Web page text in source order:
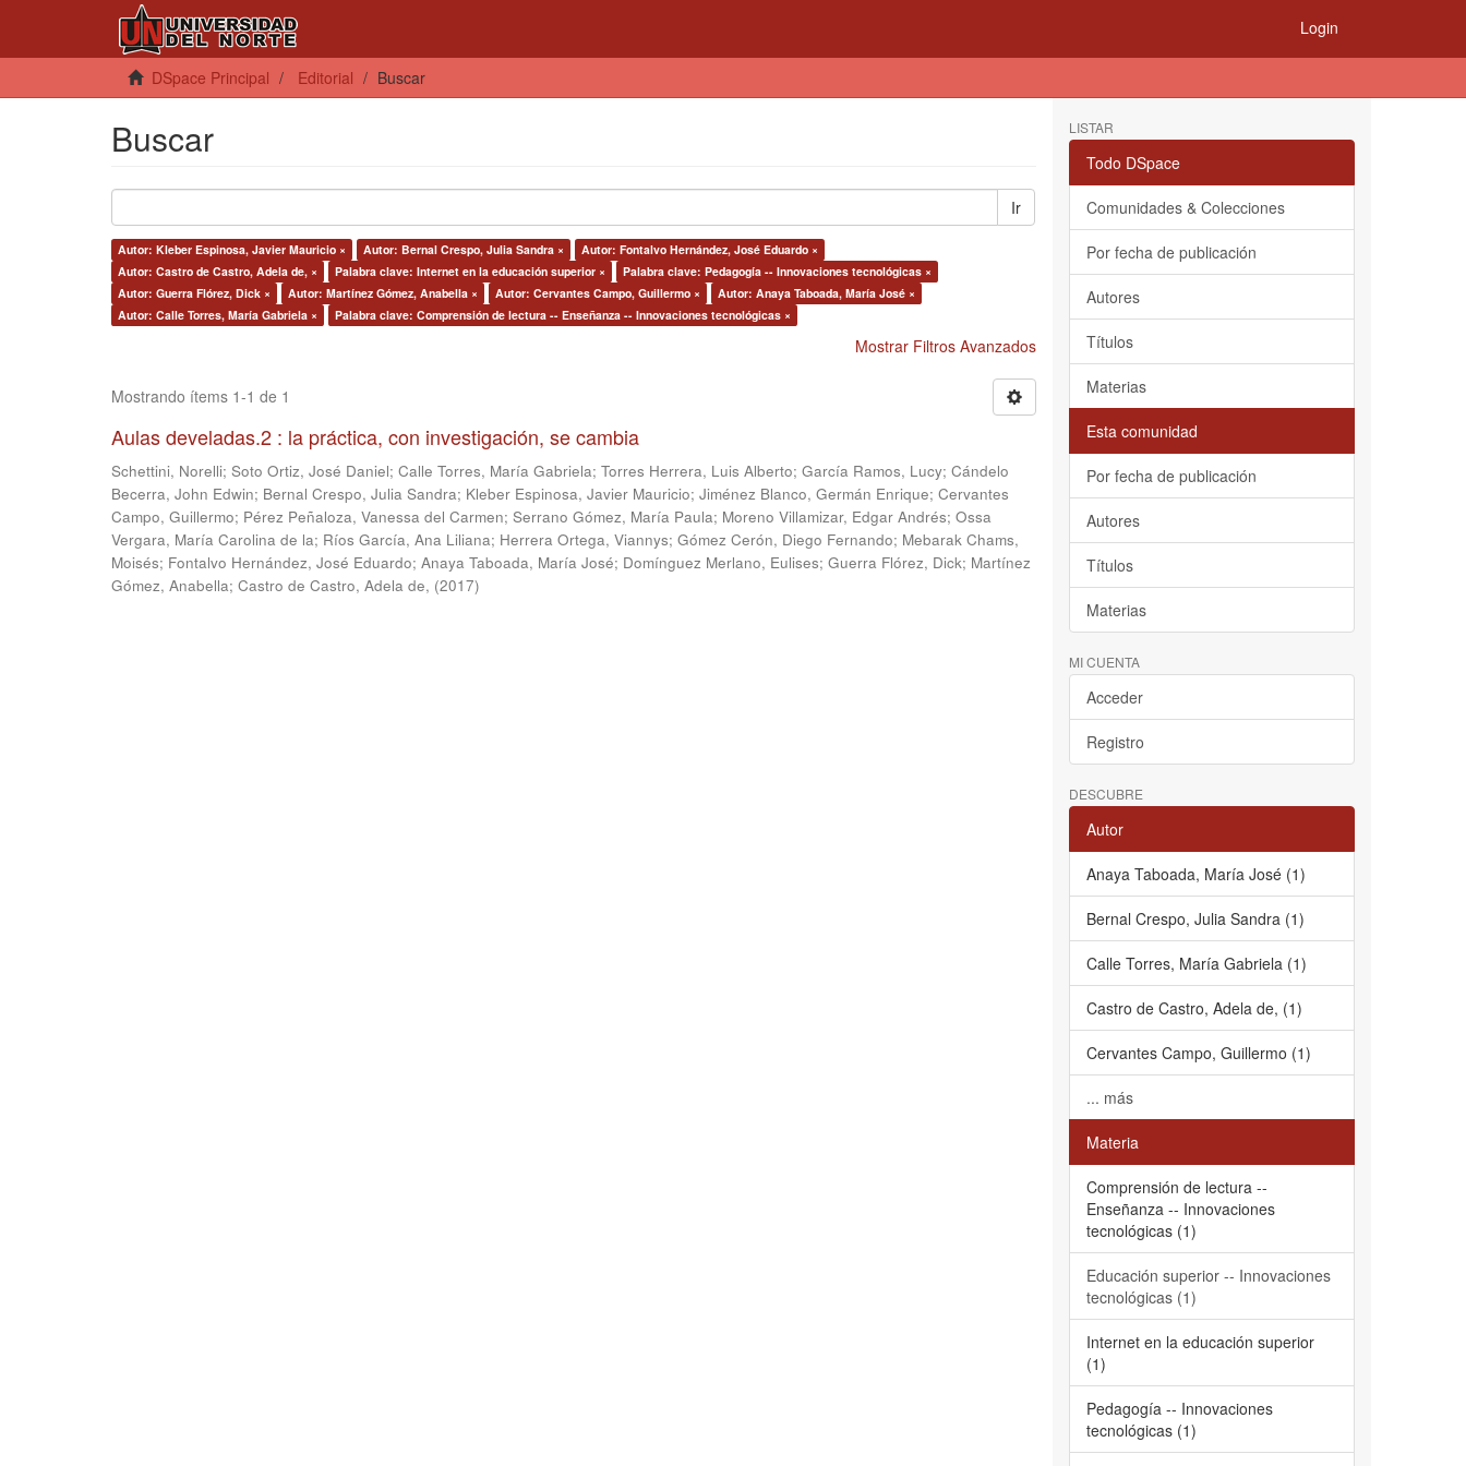
Login
DSpace Principal Editorial Buscar
Buscar
Ir
Autor: Kleber Espinosa, Javier Mauricio × Autor: Bernal Crespo, Julia Sandra ×
Autor: Fontalvo Hernández, José Eduardo ×
Autor: Castro de Castro, Adela de, ×
Palabra clave: Internet en la educación superior ×
Palabra clave: Pedagogía -- Innovaciones tecnológicas ×
Autor: Guerra Flórez, Dick ×
Autor: Martínez Gómez, Anabella × Autor: Cervantes Campo, Guillermo ×
Autor: Anaya Taboada, María José ×
Autor: Calle Torres, María Gabriela ×
Palabra clave: Comprensión de lectura -- Enseñanza -- Innovaciones tecnológicas ×
Mostrar Filtros Avanzados
Mostrando ítems 1-1 de 1
Aulas develadas.2 : la práctica, con investigación, se cambia
Schettini, Norelli; Soto Ortiz, José Daniel; Calle Torres, María Gabriela; Torres Herrera, Luis Alberto; García Ramos, Lucy; Cándelo
Becerra, John Edwin; Bernal Crespo, Julia Sandra; Kleber Espinosa, Javier Mauricio; Jiménez Blanco, Germán Enrique; Cervantes
Campo, Guillermo; Pérez Peñaloza, Vanessa del Carmen; Serrano Gómez, María Paula; Moreno Villamizar, Edgar Andrés; Ossa
Vergara, María Carolina de la; Ríos García, Ana Liliana; Herrera Ortega, Viannys; Gómez Cerón, Diego Fernando; Mebarak Chams,
Moisés; Fontalvo Hernández, José Eduardo; Anaya Taboada, María José; Domínguez Merlano, Eulises; Guerra Flórez, Dick; Martínez
Gómez, Anabella; Castro de Castro, Adela de, (2017)
LISTAR
Todo DSpace
Comunidades & Colecciones
Por fecha de publicación
Autores
Títulos
Materias
Esta comunidad
Por fecha de publicación
Autores
Títulos
Materias
MI CUENTA
Acceder
Registro
DESCUBRE
Autor
Anaya Taboada, María José (1)
Bernal Crespo, Julia Sandra (1)
Calle Torres, María Gabriela (1)
Castro de Castro, Adela de, (1)
Cervantes Campo, Guillermo (1)
... más
Materia
Comprensión de lectura --
Enseñanza -- Innovaciones
tecnológicas (1)
Educación superior -- Innovaciones
tecnológicas (1)
Internet en la educación superior
(1)
Pedagogía -- Innovaciones
tecnológicas (1)